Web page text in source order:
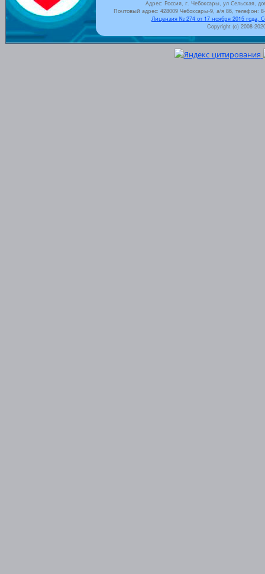
Адрес: Россия, г. Чебоксары, ул Сельская,
Почтовый адрес: 428009 Чебоксары-9, а/я 86, телефон:
Лицензия № 274 от 17 ноября 2015 года,
Copyright (c) 2008-